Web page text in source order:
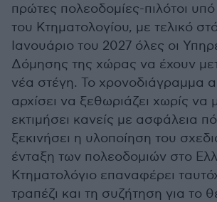
πρώτες πολεοδομίες-πιλότοι
του Κτηματολογίου, με τελικό
Ιανουάριο του 2027 όλες οι
Δόμησης της χώρας να έχουν
νέα στέγη. Το χρονοδιάγραμμα
αρχίσει να ξεθωριάζει χωρίς να
εκτιμήσει κανείς με ασφάλεια
ξεκινήσει η υλοποίηση του
ένταξη των πολεοδομιών στο
Κτηματολόγιο επαναφέρει
τραπέζι και τη συζήτηση για το